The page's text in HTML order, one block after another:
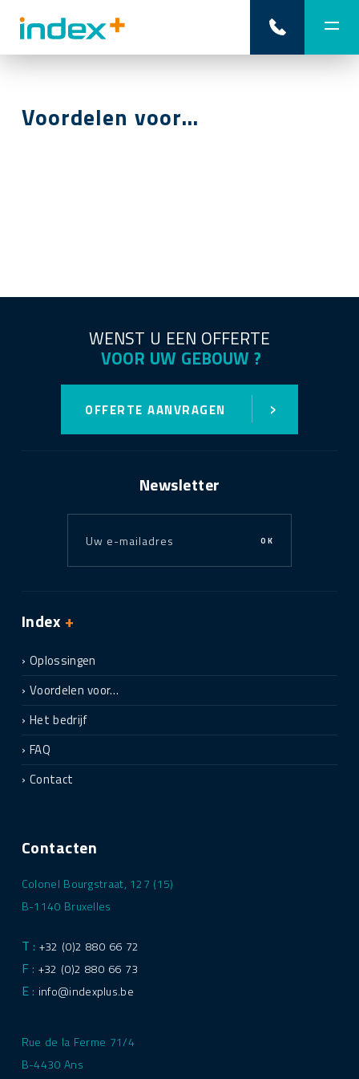
Voordelen voor…
WENST U EEN OFFERTE
VOOR UW GEBOUW ?
OFFERTE AANVRAGEN ›
Newsletter
OK
Index +
Oplossingen
Voordelen voor…
Het bedrijf
FAQ
Contact
Contacten
Colonel Bourgstraat, 127 (15)
B-1140 Bruxelles
T : +32 (0)2 880 66 72
F : +32 (0)2 880 66 73
E : info@indexplus.be
Rue de la Ferme 71/4
B-4430 Ans